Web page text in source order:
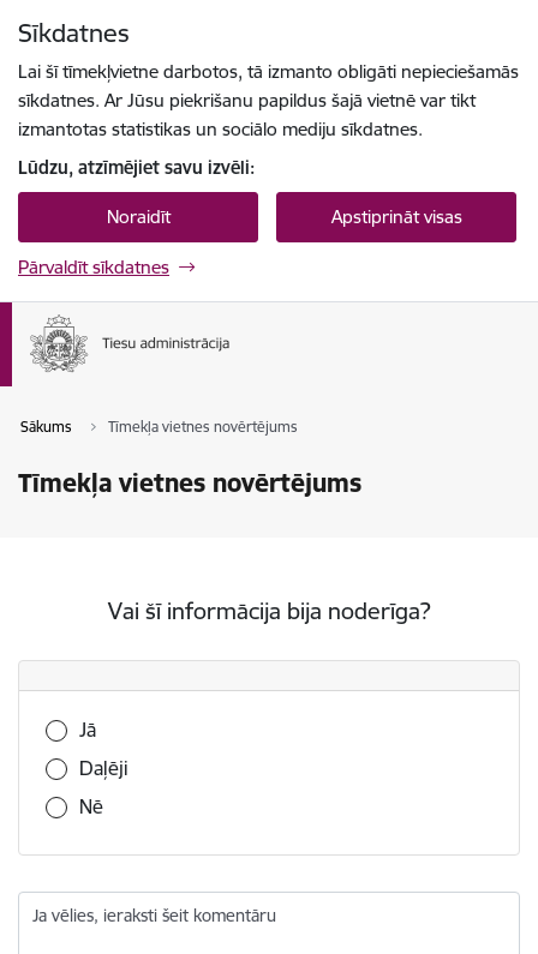
Sīkdatnes
Lai šī tīmekļvietne darbotos, tā izmanto obligāti nepieciešamās
sīkdatnes. Ar Jūsu piekrišanu papildus šajā vietnē var tikt
izmantotas statistikas un sociālo mediju sīkdatnes.
Lūdzu, atzīmējiet savu izvēli:
Noraidīt Apstiprināt visas
Pārvaldīt sīkdatnes
Sākums Tīmekļa vietnes novērtējums
Tīmekļa vietnes novērtējums
Vai šī informācija bija noderīga?
Vai šī informācija bija noderīga?
Jā
Daļēji
Nē
Ja vēlies, ieraksti šeit komentāru